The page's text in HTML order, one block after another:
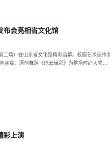
布会亮相省文化馆
场）在山东省文化馆精彩启幕。校园艺术佳作
盛宴。原创舞蹈《琉云璃彩》为整场时尚大秀拉
彩上演